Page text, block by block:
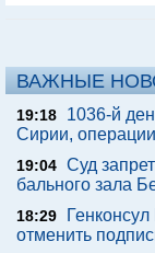
ВАЖНЫЕ
19:18
1036-й
Сирии,
19:04 Суд
бального зала
18:29
отменить